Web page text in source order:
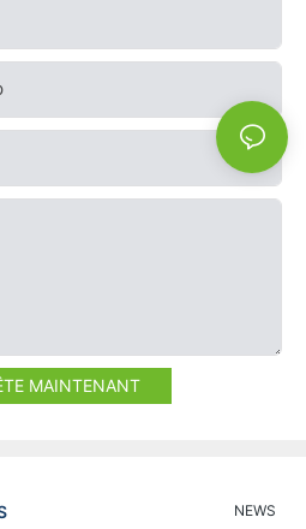
MAINTENANT
NEWS